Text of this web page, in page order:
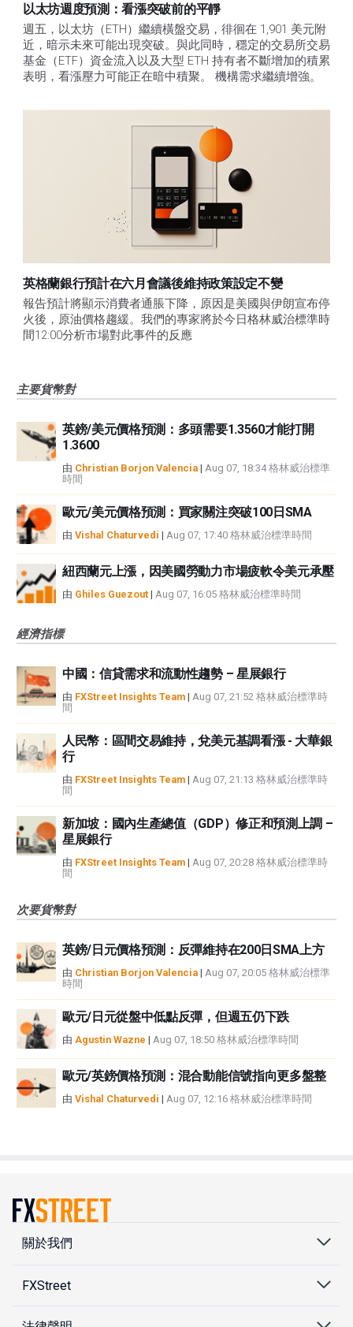
以太坊週度預測：看漲突破前的平靜
週五，以太坊（ETH）繼續橫盤交易，徘徊在 1,901 美元附
近，暗示未來可能出現突破。與此同時，穩定的交易所交易
基金（ETF）資金流入以及大型 ETH 持有者不斷增加的積累
表明，看漲壓力可能正在暗中積聚。 機構需求繼續增強。
英格蘭銀行預計在六月會議後維持政策設定不變
報告預計將顯示消費者通脹下降，原因是美國與伊朗宣布停
火後，原油價格趨緩。我們的專家將於今日格林威治標準時
間12:00分析市場對此事件的反應
主要貨幣對
英鎊/美元價格預測：多頭需要1.3560才能打開
1.3600
由 Christian Borjon Valencia | Aug 07, 18:34 格林威治標準
時間
歐元/美元價格預測：買家關注突破100日SMA
由 Vishal Chaturvedi | Aug 07, 17:40 格林威治標準時間
紐西蘭元上漲，因美國勞動力市場疲軟令美元承壓
由 Ghiles Guezout | Aug 07, 16:05 格林威治標準時間
經濟指標
中國：信貸需求和流動性趨勢 – 星展銀行
由 FXStreet Insights Team | Aug 07, 21:52 格林威治標準時
間
人民幣：區間交易維持，兌美元基調看漲 - 大華銀
行
由 FXStreet Insights Team | Aug 07, 21:13 格林威治標準時
間
新加坡：國內生產總值（GDP）修正和預測上調 –
星展銀行
由 FXStreet Insights Team | Aug 07, 20:28 格林威治標準時
間
次要貨幣對
英鎊/日元價格預測：反彈維持在200日SMA上方
由 Christian Borjon Valencia | Aug 07, 20:05 格林威治標準
時間
歐元/日元從盤中低點反彈，但週五仍下跌
由 Agustin Wazne | Aug 07, 18:50 格林威治標準時間
歐元/英鎊價格預測：混合動能信號指向更多盤整
由 Vishal Chaturvedi | Aug 07, 12:16 格林威治標準時間
關於我們
FXStreet